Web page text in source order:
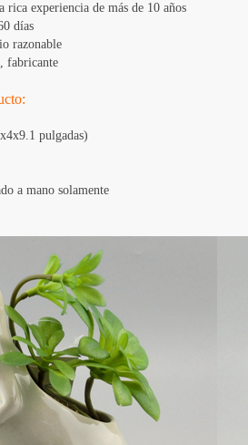
experiencia de más de 10 años
días
razonable
fabricante
pulgadas)
a mano solamente